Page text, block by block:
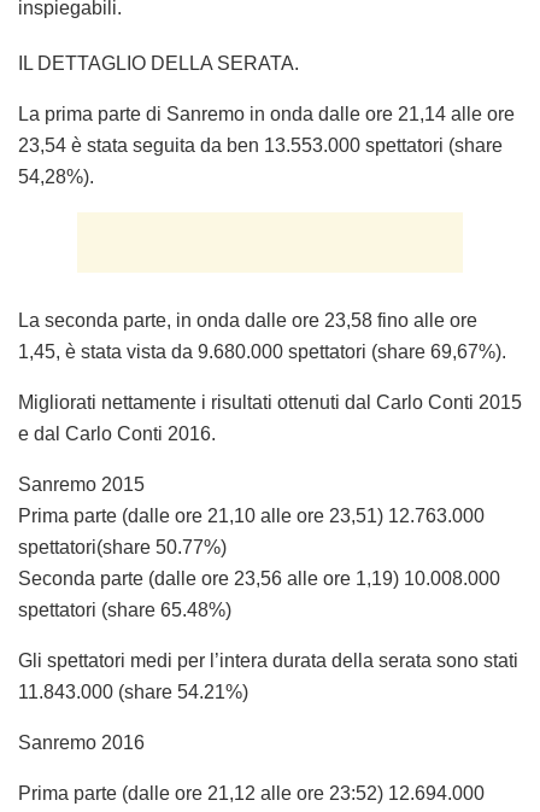
inspiegabili.
IL DETTAGLIO DELLA SERATA.
La prima parte di Sanremo in onda dalle ore 21,14 alle ore
23,54 è stata seguita da ben 13.553.000 spettatori (share
54,28%).
La seconda parte, in onda dalle ore 23,58 fino alle ore
1,45, è stata vista da 9.680.000 spettatori (share 69,67%).
Migliorati nettamente i risultati ottenuti dal Carlo Conti 2015
e dal Carlo Conti 2016.
Sanremo 2015
Prima parte (dalle ore 21,10 alle ore 23,51) 12.763.000
spettatori(share 50.77%)
Seconda parte (dalle ore 23,56 alle ore 1,19) 10.008.000
spettatori (share 65.48%)
Gli spettatori medi per l’intera durata della serata sono stati
11.843.000 (share 54.21%)
Sanremo 2016
Prima parte (dalle ore 21,12 alle ore 23:52) 12.694.000